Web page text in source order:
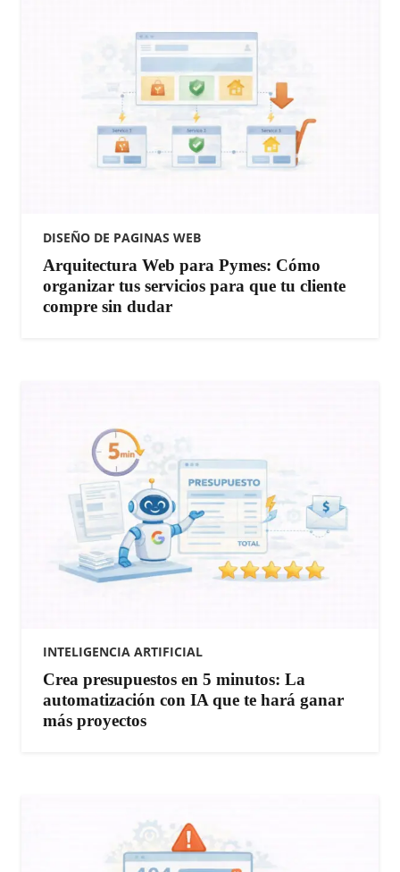
DISEÑO DE PAGINAS WEB
​Arquitectura Web para Pymes: Cómo
organizar tus servicios para que tu cliente
compre sin dudar
INTELIGENCIA ARTIFICIAL
​Crea presupuestos en 5 minutos: La
automatización con IA que te hará ganar
más proyectos